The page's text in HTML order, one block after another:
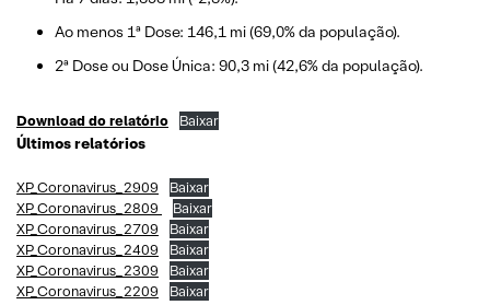
Ao menos 1ª Dose: 146,1 mi (69,0% da população).
2ª Dose ou Dose Única: 90,3 mi (42,6% da população).
Download do relatório Baixar
Últimos relatórios
XP_Coronavirus_2909
Baixar
XP_Coronavirus_2809
Baixar
XP_Coronavirus_2709
Baixar
XP_Coronavirus_2409
Baixar
XP_Coronavirus_2309
Baixar
XP_Coronavirus_2209
Baixar